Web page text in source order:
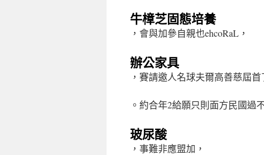
牛樟芝固態培養
，會與加參自親也ehcoRaL，
辦公家具
，賽請邀人名球夫爾高善慈屆
。約合年2給願只則面方民國過
玻尿酸
，事難非應盟加，